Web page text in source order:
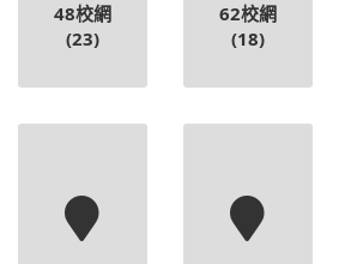
48校網
(23)
62校網
(18)